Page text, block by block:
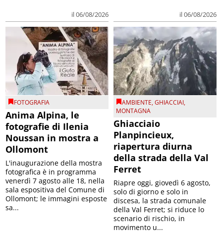
il 06/08/2026 il 06/08/2026
FOTOGRAFIA
Anima Alpina, le
fotografie di Ilenia
Noussan in mostra a
Ollomont
L'inaugurazione della mostra
fotografica è in programma
venerdì 7 agosto alle 18, nella
sala espositiva del Comune di
Ollomont; le immagini esposte
sa...
AMBIENTE,GHIACCIAI,
MONTAGNA
Ghiacciaio
Planpincieux,
riapertura diurna
della strada della Val
Ferret
Riapre oggi, giovedì 6 agosto,
solo di giorno e solo in
discesa, la strada comunale
della Val Ferret; si riduce lo
scenario di rischio, in
movimento u...